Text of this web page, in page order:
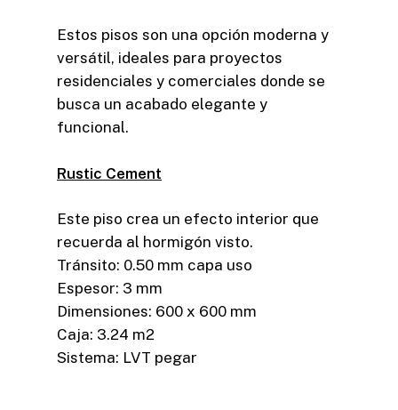
Estos pisos son una opción moderna y
versátil, ideales para proyectos
residenciales y comerciales donde se
busca un acabado elegante y
funcional.
Rustic Cement
Este piso crea un efecto interior que
recuerda al hormigón visto.
Tránsito: 0.50 mm capa uso
Espesor: 3 mm
Dimensiones: 600 x 600 mm
Caja: 3.24 m2
Sistema: LVT pegar